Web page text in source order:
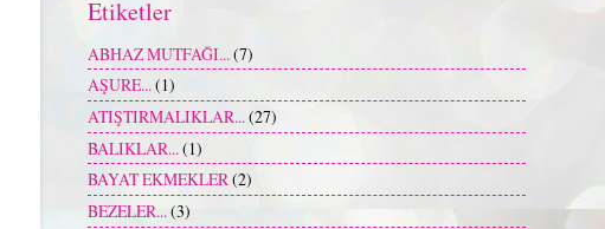
Etiketler
ABHAZ MUTFAĞI... (7)
AŞURE...(1)
ATIŞTIRMALIKLAR...(27)
BALIKLAR... (1)
BAYAT EKMEKLER(2)
BEZELER...(3)